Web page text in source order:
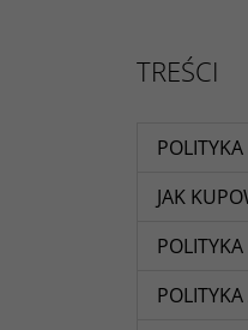
TREŚCI
JAK